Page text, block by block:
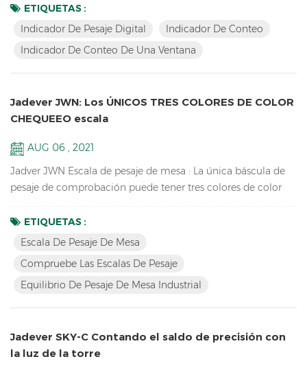
exclusivo, conexiones externas ricas, idea para su uso en
producción, embalaje, almacén, inventario, envío y recepción
Indicador de pesaje digital con pilar de cobre de alta calidad,
c...
ETIQUETAS :
Indicador De Pesaje Digital
Indicador De Conteo
Indicador De Conteo De Una Ventana
Jadever JWN: Los ÚNICOS TRES COLORES DE COLOR
CHEQUEEO escala
AUG 06 , 2021
Jadver JWN Escala de pesaje de mesa : La única báscula de
pesaje de comprobación puede tener tres colores de color
LO, no es necesario conectarse a la Torre Luz. Clave
Características: Compruebe las escalas de pesajecon tres
Orange Tabletop Industrial Pesaje Escala de saldo Resolu...
ETIQUETAS :
Escala De Pesaje De Mesa
Compruebe Las Escalas De Pesaje
Equilibrio De Pesaje De Mesa Industrial
Jadever SKY-C Contando el saldo de precisión con
la luz de la torre